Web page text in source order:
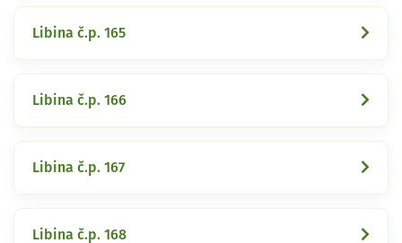
Libina č.p. 165
Libina č.p. 166
Libina č.p. 167
Libina č.p. 168